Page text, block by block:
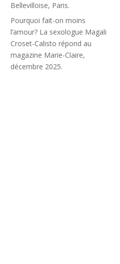
Bellevilloise, Paris.
Pourquoi fait-on moins
l’amour? La sexologue Magali
Croset-Calisto répond au
magazine Marie-Claire,
décembre 2025.